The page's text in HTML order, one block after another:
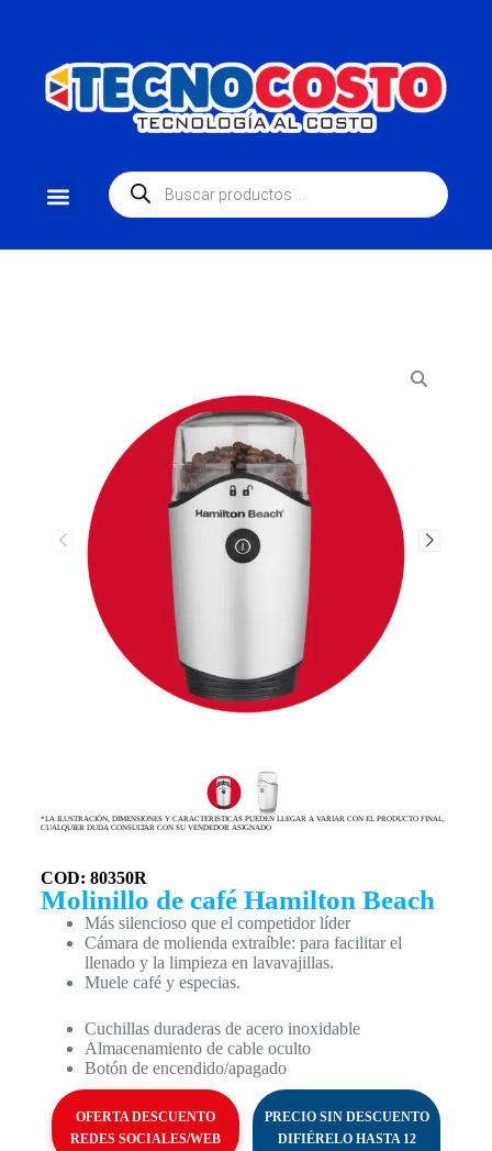
*LA ILUSTRACIÓN, DIMENSIONES Y CARACTERISTICAS PUEDEN LLEGAR A VARIAR CON EL PRODUCTO FINAL,
CUALQUIER DUDA CONSULTAR CON SU VENDEDOR ASIGNADO
COD: 80350R
Molinillo de café Hamilton Beach
Más silencioso que el competidor líder
Cámara de molienda extraíble: para facilitar el
llenado y la limpieza en lavavajillas.
Muele café y especias.
Cuchillas duraderas de acero inoxidable
Almacenamiento de cable oculto
Botón de encendido/apagado
OFERTA DESCUENTO
REDES SOCIALES/WEB
PRECIO SIN DESCUENTO
DIFIÉRELO HASTA 12